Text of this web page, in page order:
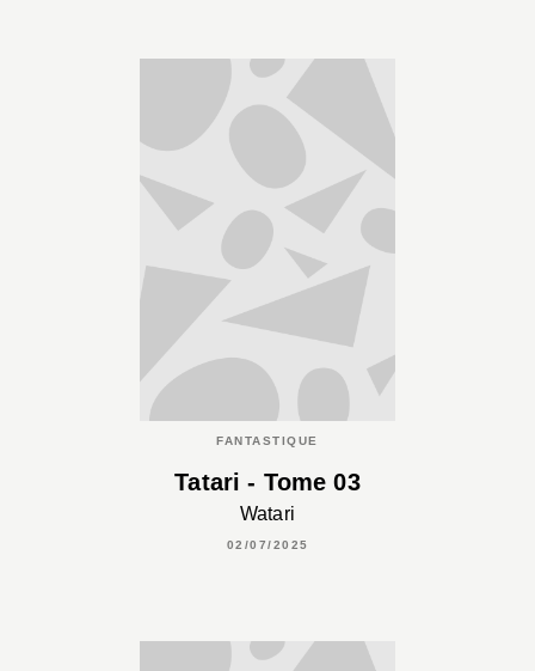
FANTASTIQUE
Tatari - Tome 03
Watari
02/07/2025